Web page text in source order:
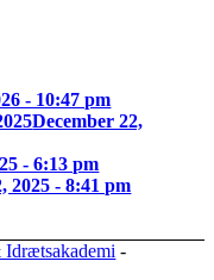
- 10:47 pm
December 22,
- 6:13 pm
2025 - 8:41 pm
-